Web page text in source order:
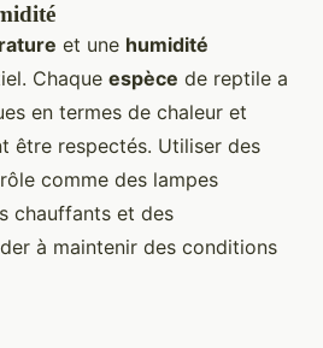
et une humidité
Chaque espèce de reptile a
en termes de chaleur et
être respectés. Utiliser des
comme des lampes
chauffants et des
à maintenir des conditions